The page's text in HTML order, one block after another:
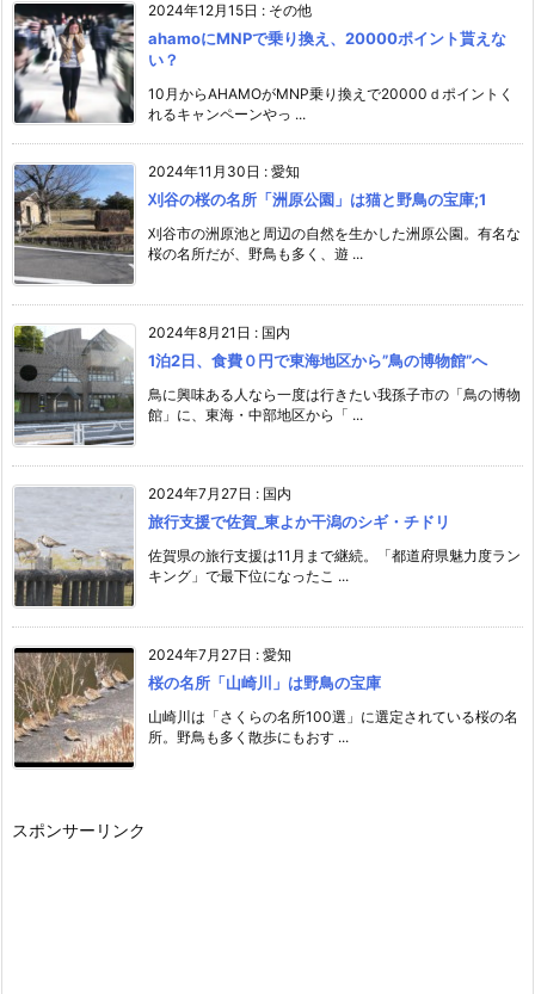
2024年12月15日 : その他
ahamoにMNPで乗り換え、20000ポイント貰えな
い？
10月からAHAMOがMNP乗り換えで20000ｄポイントく
れるキャンペーンやっ ...
2024年11月30日 : 愛知
刈谷の桜の名所「洲原公園」は猫と野鳥の宝庫;1
刈谷市の洲原池と周辺の自然を生かした洲原公園。有名な
桜の名所だが、野鳥も多く、遊 ...
2024年8月21日 : 国内
1泊2日、食費０円で東海地区から”鳥の博物館”へ
鳥に興味ある人なら一度は行きたい我孫子市の「鳥の博物
館」に、東海・中部地区から「 ...
2024年7月27日 : 国内
旅行支援で佐賀_東よか干潟のシギ・チドリ
佐賀県の旅行支援は11月まで継続。「都道府県魅力度ラン
キング」で最下位になったこ ...
2024年7月27日 : 愛知
桜の名所「山崎川」は野鳥の宝庫
山崎川は「さくらの名所100選」に選定されている桜の名
所。野鳥も多く散歩にもおす ...
スポンサーリンク